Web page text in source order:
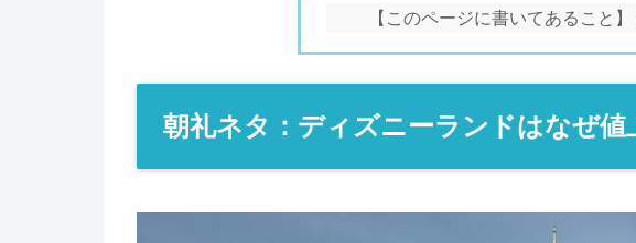
【このページに書いてあること】
朝礼ネタ：ディズニーランドはなぜ